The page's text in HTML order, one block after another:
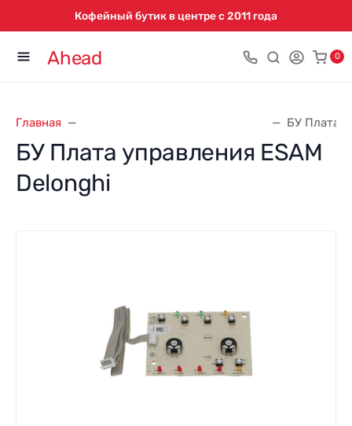
Кофейный бутик в центре с 2011 года
Ahead 0
Главная БУ Плата
БУ Плата управления ESAM
Delonghi